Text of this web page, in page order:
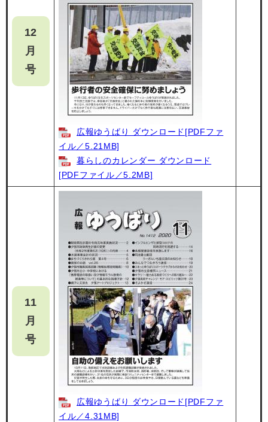
12
月
号
広報ゆうばり ダウンロード[PDFファ
イル／5.21MB]
暮らしのカレンダー ダウンロード
[PDFファイル／5.2MB]
11
月
号
広報ゆうばり ダウンロード[PDFファ
イル／4.31MB]